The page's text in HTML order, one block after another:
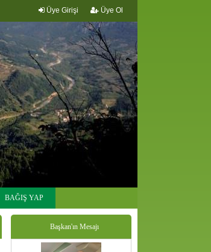
Üye Girişi Üye Ol
BAĞIŞ YAP
Başkan'ın Mesajı